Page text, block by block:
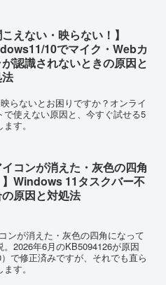
こえない・映らない！】
10でマイク・Webカ
認識されないときの原因と
らないとお困りですか？オンライ
使えない原因と、今すぐ試せる5
す。
イコンが消えた・灰色の四角
】Windows 11タスクバー不
原因と対処法
ンが消えた・灰色の四角になって
2026年6月のKB5094126が原因
で修正済みですが、それでも直ら
す。